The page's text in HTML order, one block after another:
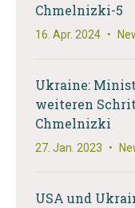
Chmelnizki-5
16. Apr. 2024 •
Ukraine:
weiteren
Chmelnizki
27. Jan. 2023 •
USA und